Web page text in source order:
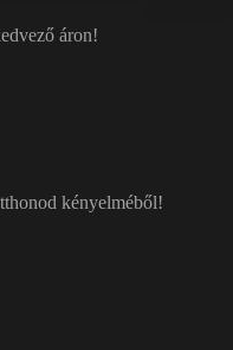
áron!
kényelméből!